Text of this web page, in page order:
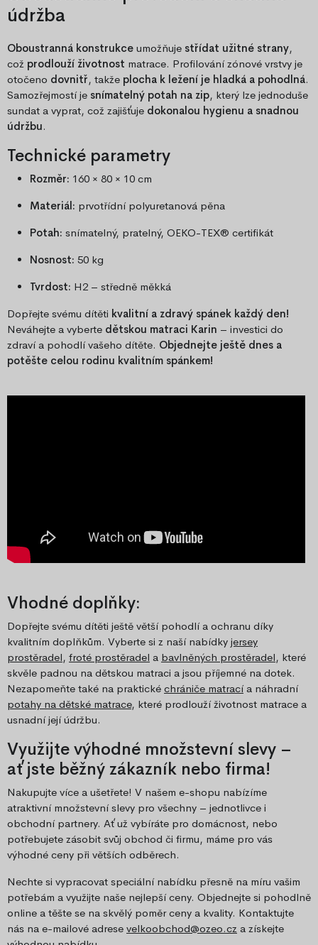
údržba
Oboustranná konstrukce umožňuje střídat užitné strany,
což prodlouží životnost matrace. Profilování zónové vrstvy je
otočeno dovnitř, takže plocha k ležení je hladká a pohodlná.
Samozřejmostí je snímatelný potah na zip, který lze jednoduše
sundat a vyprat, což zajišťuje dokonalou hygienu a snadnou
údržbu.
Technické parametry
Rozměr: 160 × 80 × 10 cm
Materiál: prvotřídní polyuretanová pěna
Potah: snímatelný, pratelný, OEKO-TEX® certifikát
Nosnost: 50 kg
Tvrdost: H2 – středně měkká
Dopřejte svému dítěti kvalitní a zdravý spánek každý den!
Neváhejte a vyberte dětskou matraci Karin – investici do
zdraví a pohodlí vašeho dítěte. Objednejte ještě dnes a
potěšte celou rodinu kvalitním spánkem!
Vhodné doplňky:
Dopřejte svému dítěti ještě větší pohodlí a ochranu díky
kvalitním doplňkům. Vyberte si z naší nabídky jersey
prostěradel, froté prostěradel a bavlněných prostěradel, které
skvěle padnou na dětskou matraci a jsou příjemné na dotek.
Nezapomeňte také na praktické chrániče matracía náhradní
potahy na dětské matrace, které prodlouží životnost matrace a
usnadní její údržbu.
Využijte výhodné množstevní slevy –
ať jste běžný zákazník nebo firma!
Nakupujte více a ušetřete! V našem e-shopu nabízíme
atraktivní množstevní slevy pro všechny – jednotlivce i
obchodní partnery. Ať už vybíráte pro domácnost, nebo
potřebujete zásobit svůj obchod či firmu, máme pro vás
výhodné ceny při větších odběrech.
Nechte si vypracovat speciální nabídku přesně na míru vašim
potřebám a využijte naše nejlepší ceny. Objednejte si pohodlně
online a těšte se na skvělý poměr ceny a kvality. Kontaktujte
nás na e-mailové adrese velkoobchod@ozeo.cz a získejte